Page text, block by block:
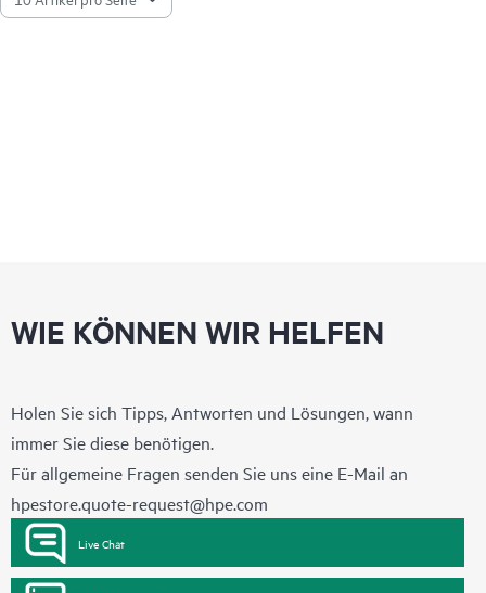
WIE KÖNNEN WIR HELFEN
Holen Sie sich Tipps, Antworten und Lösungen, wann
immer Sie diese benötigen.
Für allgemeine Fragen senden Sie uns eine E-Mail an
hpestore.quote-request@hpe.com
Live Chat